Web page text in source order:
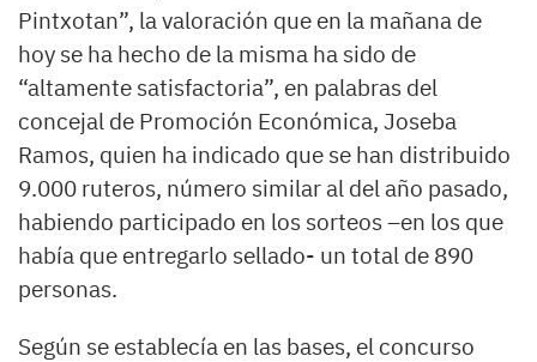
Pintxotan”, la valoración que en la mañana de
hoy se ha hecho de la misma ha sido de
“altamente satisfactoria”, en palabras del
concejal de Promoción Económica, Joseba
Ramos, quien ha indicado que se han distribuido
9.000 ruteros, número similar al del año pasado,
habiendo participado en los sorteos –en los que
había que entregarlo sellado- un total de 890
personas.
Según se establecía en las bases, el concurso